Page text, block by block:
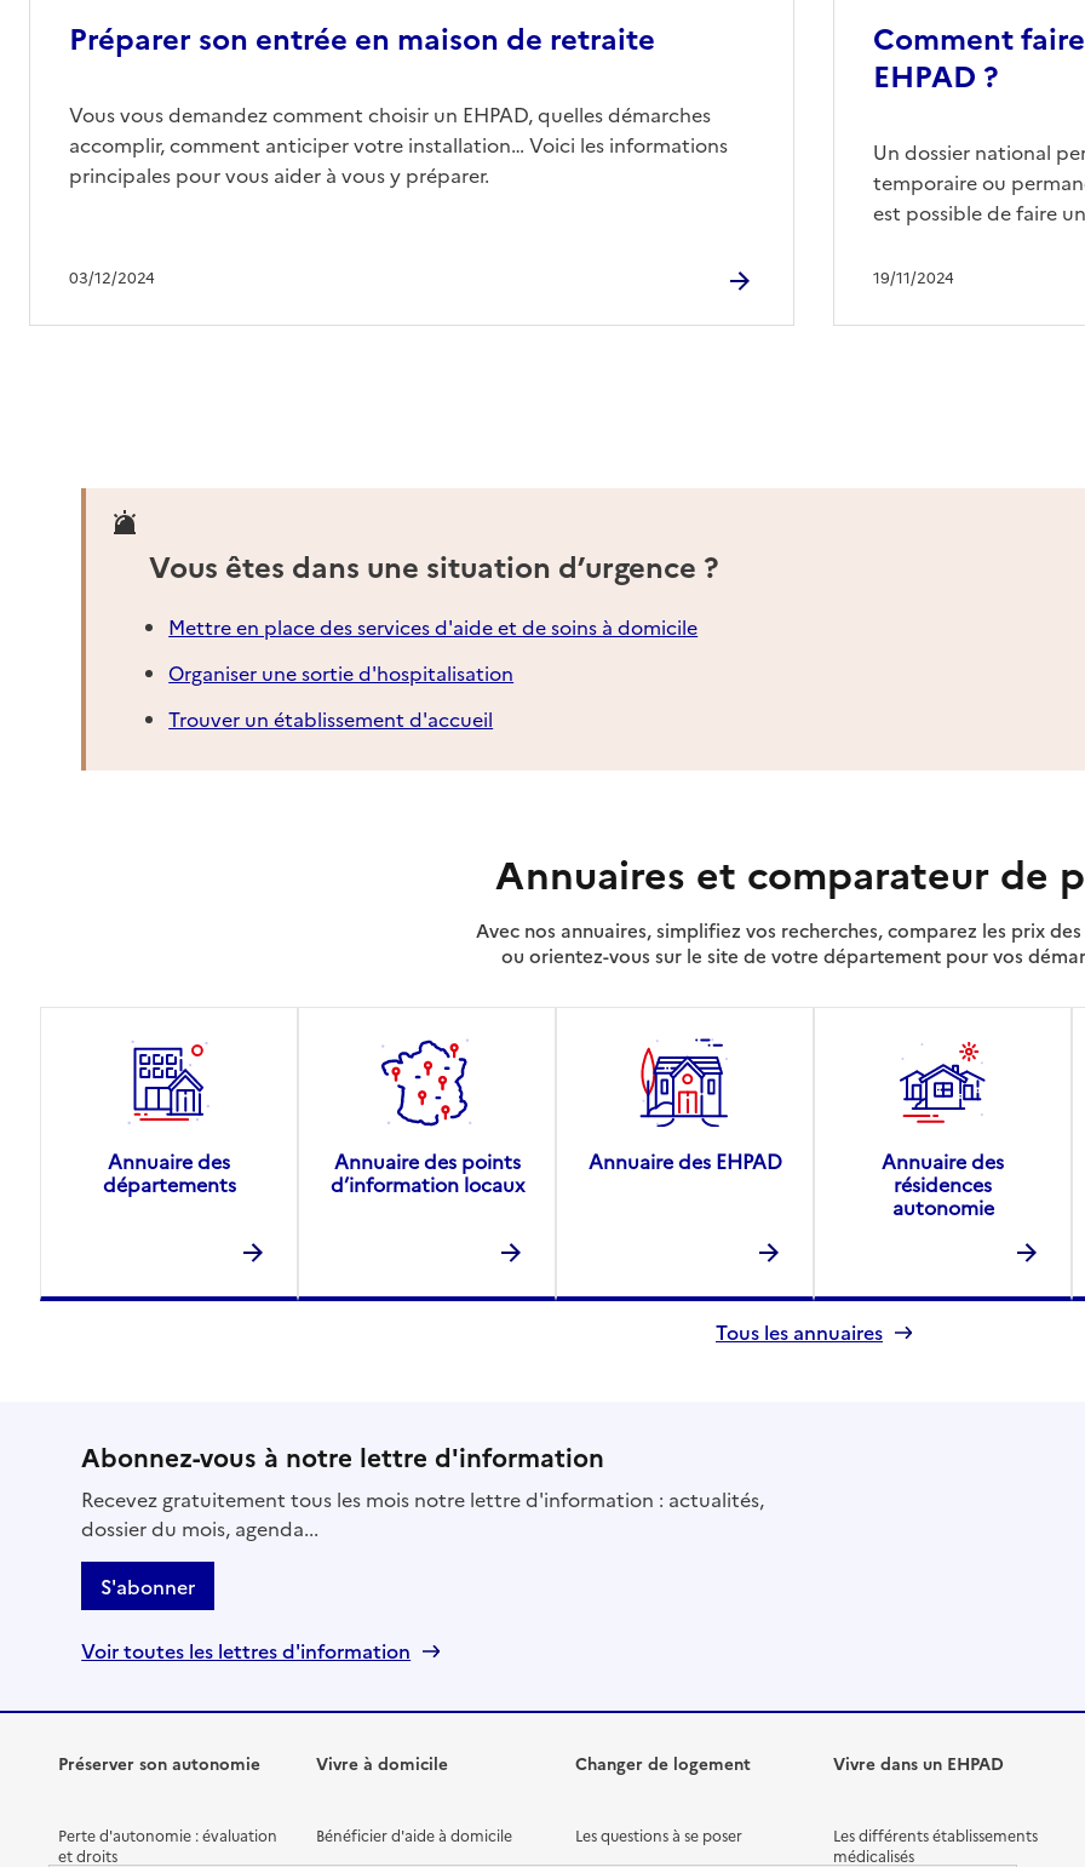
Préparer son entrée en maison de retraite
03/12/2024
Vous vous demandez comment choisir un EHPAD, quelles démarches
accomplir, comment anticiper votre installation… Voici les informations
principales pour vous aider à vous y préparer.
Comment
EHPAD ?
19/11/2024
Un dossier national
temporaire ou
est possible de faire
Vous êtes dans une situation d’urgence ?
Mettre en place des services d'aide et de soins à domicile
Organiser une sortie d'hospitalisation
Trouver un établissement d'accueil
Annuaires et comparateur de
Avec nos annuaires, simplifiez vos recherches, comparez les prix des
ou orientez-vous sur le site de votre département pour vos
Annuaire des
départements
Annuaire des points
d’information locaux
Annuaire des EHPAD
Annuaire des
résidences
autonomie
Tous les annuaires
Abonnez-vous à notre lettre d'information
Recevez gratuitement tous les mois notre lettre d'information : actualités,
dossier du mois, agenda...
S'abonner
Voir toutes les lettres d'information
Préserver son autonomie
Perte d'autonomie : évaluation
et droits
Vivre à domicile
Bénéficier d'aide à domicile
Changer de logement
Les questions à se poser
Vivre dans un EHPAD
Les différents établissements
médicalisés